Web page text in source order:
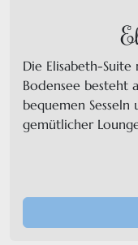
Die Elisabeth-
Bodensee besteht
bequemen
gemütlicher